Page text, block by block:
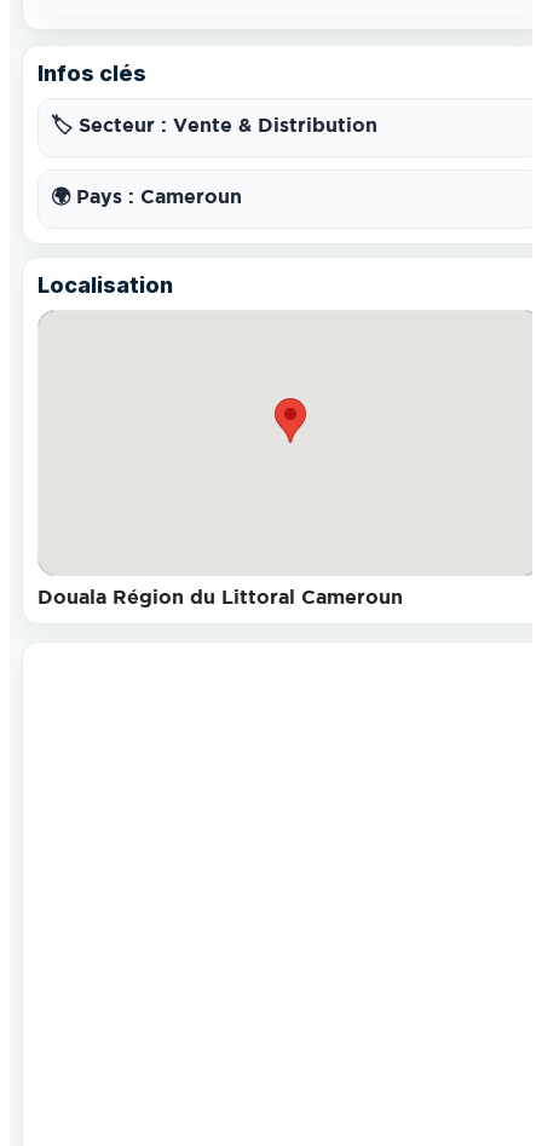
Infos clés
🏷️ Secteur : Vente & Distribution
🌍 Pays : Cameroun
Localisation
Douala Région du Littoral Cameroun